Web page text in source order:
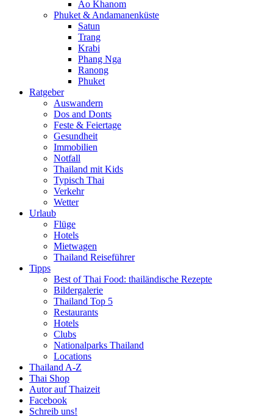
Ao Khanom
Phuket & Andamanenküste
Satun
Trang
Krabi
Phang Nga
Ranong
Phuket
Ratgeber
Auswandern
Dos and Donts
Feste & Feiertage
Gesundheit
Immobilien
Notfall
Thailand mit Kids
Typisch Thai
Verkehr
Wetter
Urlaub
Flüge
Hotels
Mietwagen
Thailand Reiseführer
Tipps
Best of Thai Food: thailändische Rezepte
Bildergalerie
Thailand Top 5
Restaurants
Hotels
Clubs
Nationalparks Thailand
Locations
Thailand A-Z
Thai Shop
Autor auf Thaizeit
Facebook
Schreib uns!